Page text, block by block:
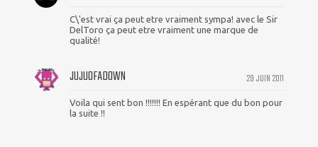
C\'est vrai ça peut etre vraiment sympa! avec le Sir
DelToro ça peut etre vraiment une marque de
qualité!
29 JUIN 2011
JUJUOFADOWN
Voila qui sent bon !!!!!!! En espérant que du bon pour
la suite !!